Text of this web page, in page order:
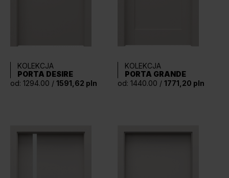
KOLEKCJA
PORTA DESIRE
od: 1294.00 / 1591,62 pln
KOLEKCJA
PORTA GRANDE
od: 1440.00 / 1771,20 pln